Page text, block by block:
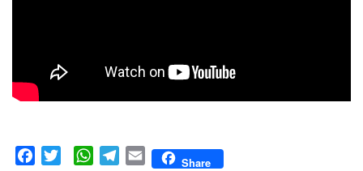
Facebook
TwitterWhatsApp
Telegram
Email Share